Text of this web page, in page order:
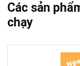
Các sản
chạy